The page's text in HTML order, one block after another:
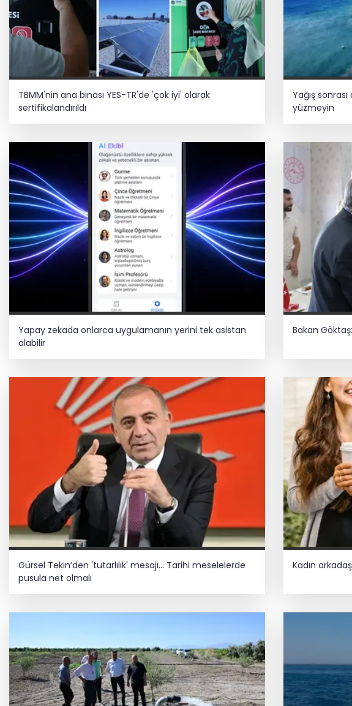
TBMM'nin ana binası YES-TR'de 'çok iyi' olarak
sertifikalandırıldı
Yağış
yüzmeyin
Yapay zekada onlarca uygulamanın yerini tek asistan
alabilir
Bakan
Gürsel Tekin’den 'tutarlılık' mesajı... Tarihi meselelerde
pusula net olmalı
Kadın